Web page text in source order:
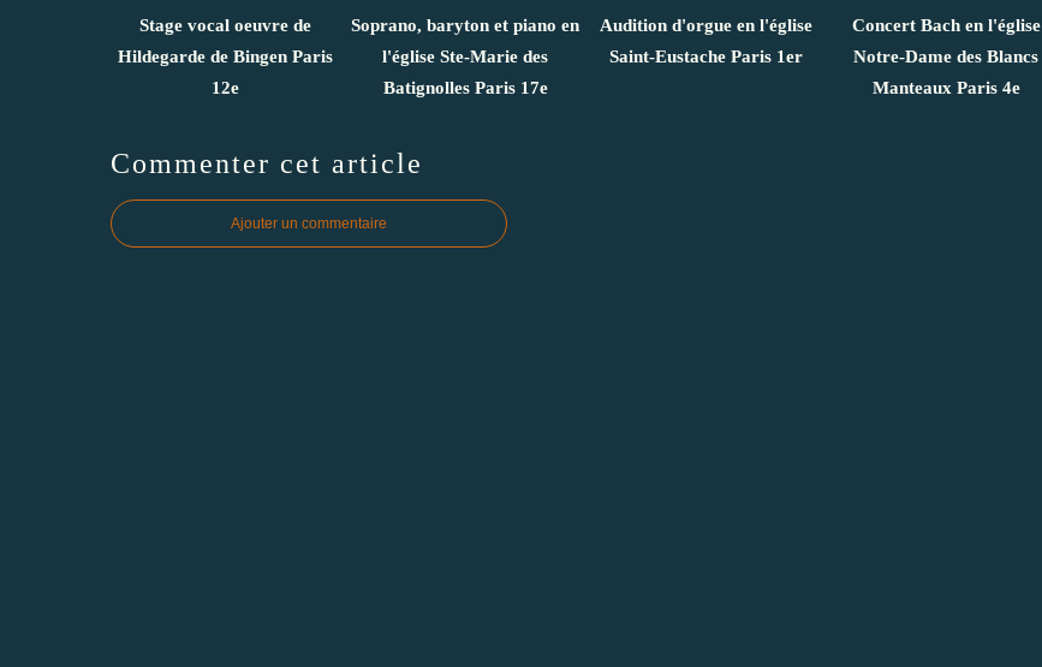
Stage vocal oeuvre de
Hildegarde de Bingen Paris
12e
Soprano, baryton et piano en
l'église Ste-Marie des
Batignolles Paris 17e
Audition d'orgue en l'église
Saint-Eustache Paris 1er
Concert Bach en l'église
Notre-Dame des Blancs
Manteaux Paris 4e
Commenter cet article
Ajouter un commentaire